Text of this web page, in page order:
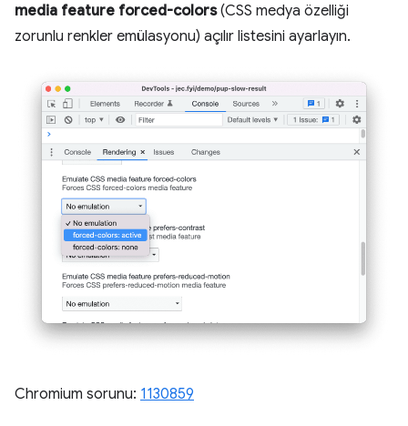
media feature forced-colors(CSS medya özelliği
zorunlu renkler emülasyonu) açılır listesini ayarlayın.
Chromium sorunu: 1130859